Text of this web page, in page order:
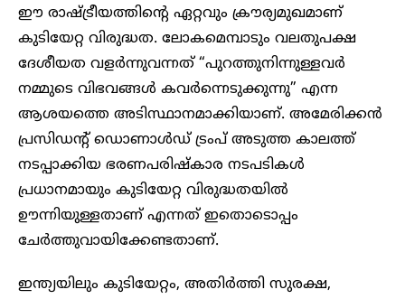
ഈ രാഷ്ട്രീയത്തിന്റെ ഏറ്റവും ക്രൗര്യമുഖമാണ്
കുടിയേറ്റ വിരുദ്ധത. ലോകമെമ്പാടും വലതുപക്ഷ
ദേശീയത വളർന്നുവന്നത് “പുറത്തുനിന്നുള്ളവർ
നമ്മുടെ വിഭവങ്ങൾ കവർന്നെടുക്കുന്നു” എന്ന
ആശയത്തെ അടിസ്ഥാനമാക്കിയാണ്. അമേരിക്കൻ
പ്രസിഡൻ്റ് ഡൊണാൾഡ് ട്രംപ് അടുത്ത കാലത്ത്
നടപ്പാക്കിയ ഭരണപരിഷ്‌കാര നടപടികൾ
പ്രധാനമായും കുടിയേറ്റ വിരുദ്ധതയിൽ
ഊന്നിയുള്ളതാണ് എന്നത് ഇതൊടൊപ്പം
ചേർത്തുവായിക്കേണ്ടതാണ്.
ഇന്ത്യയിലും കുടിയേറ്റം, അതിർത്തി സുരക്ഷ,